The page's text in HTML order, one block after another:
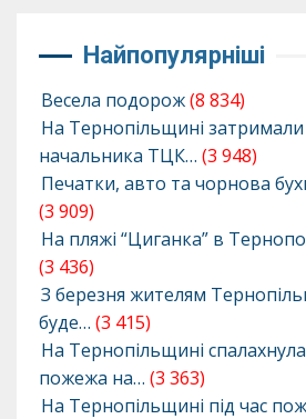
Найпопулярніші
Весела подорож(8 834)
На Тернопільщині затримали
начальника ТЦК… (3 948)
Печатки, авто та чорнова
(3 909)
На пляжі “Циганка” в
(3 436)
З березня жителям
буде… (3 415)
На Тернопільщині
пожежа на… (3 363)
На Тернопільщині під час